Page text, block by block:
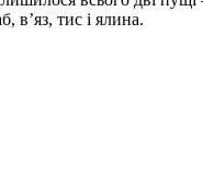
в’яз, тис і ялина.